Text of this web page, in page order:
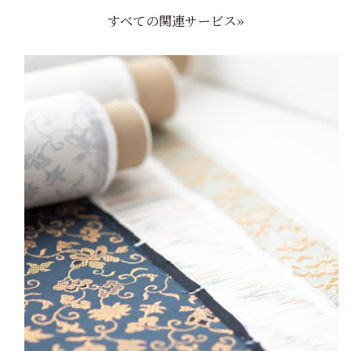
すべての関連サービス»